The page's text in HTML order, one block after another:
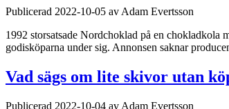
Publicerad 2022-10-05 av Adam Evertsson
1992 storsatsade Nordchoklad på en chokladkola
godisköparna under sig. Annonsen saknar
Vad sägs om lite skivor utan
Publicerad 2022-10-04 av Adam Evertsson